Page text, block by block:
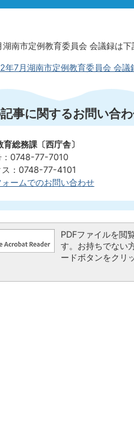
南市定例教育委員会 会議録は下
年7月湖南市定例教育委員会 会
事に関するお問い合
育総務課〔西庁舎〕
：0748-77-7010
ス：0748-77-4101
ォームでのお問い合わせ
PDFファイルを閲
す。お持ちでない
ードボタンをクリ